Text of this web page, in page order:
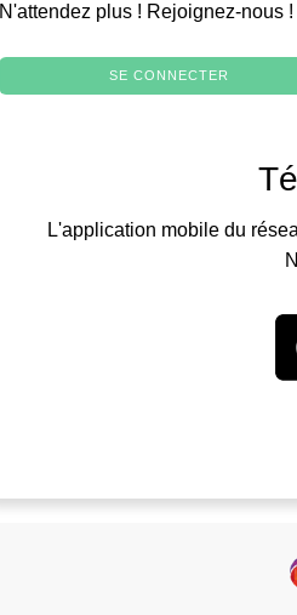
N'attendez plus ! Rejoignez-nous !
SE CONNECTER
L'application mobile du